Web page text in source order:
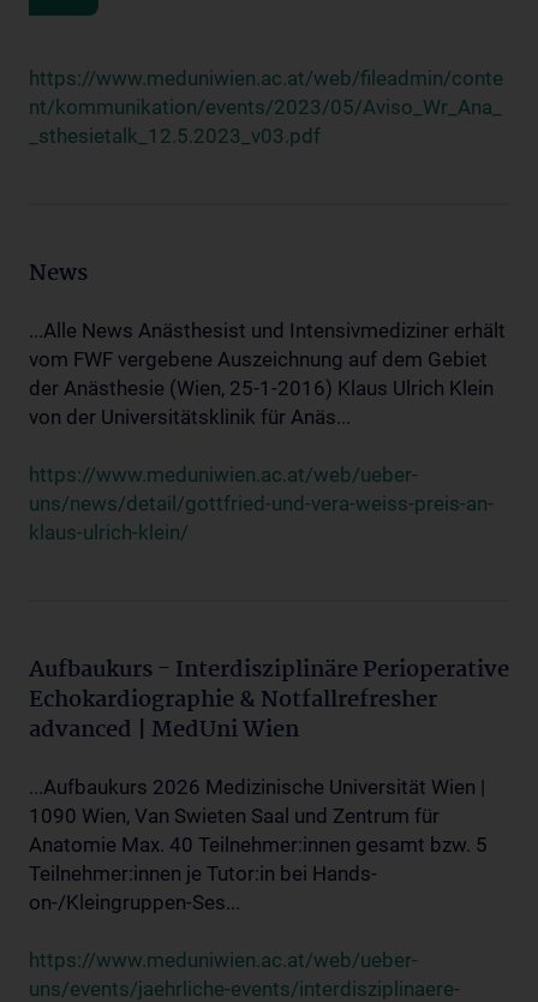
https://www.meduniwien.ac.at/web/fileadmin/conte
nt/kommunikation/events/2023/05/Aviso_Wr_Ana_
_sthesietalk_12.5.2023_v03.pdf
News
...Alle News Anästhesist und Intensivmediziner erhält
vom FWF vergebene Auszeichnung auf dem Gebiet
der Anästhesie (Wien, 25-1-2016) Klaus Ulrich Klein
von der Universitätsklinik für Anäs...
https://www.meduniwien.ac.at/web/ueber-
uns/news/detail/gottfried-und-vera-weiss-preis-an-
klaus-ulrich-klein/
Aufbaukurs - Interdisziplinäre Perioperative
Echokardiographie & Notfallrefresher
advanced | MedUni Wien
...Aufbaukurs 2026 Medizinische Universität Wien |
1090 Wien, Van Swieten Saal und Zentrum für
Anatomie Max. 40 Teilnehmer:innen gesamt bzw. 5
Teilnehmer:innen je Tutor:in bei Hands-
on-/Kleingruppen-Ses...
https://www.meduniwien.ac.at/web/ueber-
uns/events/jaehrliche-events/interdisziplinaere-